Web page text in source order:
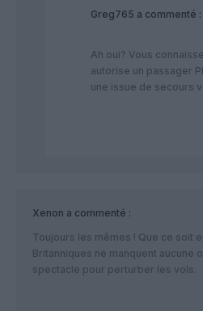
Greg765 a commenté :
Ah oui? Vous
autorise un passager
une issue de secours
Xenon a commenté :
Toujours les mêmes ! Que ce soit
Britanniques ne manquent aucune
spectacle pour perturber les vols.